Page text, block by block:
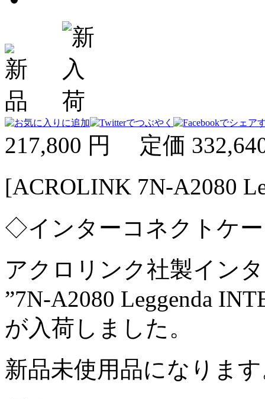
217,800 円
定価
[ACROLINK 7N-A2080
◇インターコネクトケ
アクロリンク社製イン
”7N-A2080 Leggenda
が入荷しました。
新品未使用品になりま